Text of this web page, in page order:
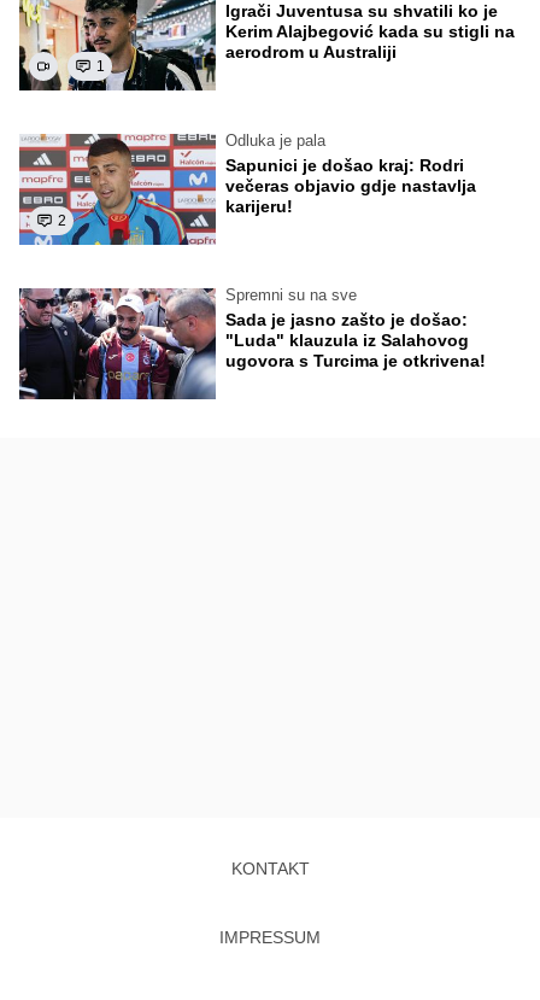
1
Igrači Juventusa su shvatili ko je
Kerim Alajbegović kada su stigli na
aerodrom u Australiji
2
Odluka je pala
Sapunici je došao kraj: Rodri
večeras objavio gdje nastavlja
karijeru!
Spremni su na sve
Sada je jasno zašto je došao:
"Luda" klauzula iz Salahovog
ugovora s Turcima je otkrivena!
KONTAKT
IMPRESSUM